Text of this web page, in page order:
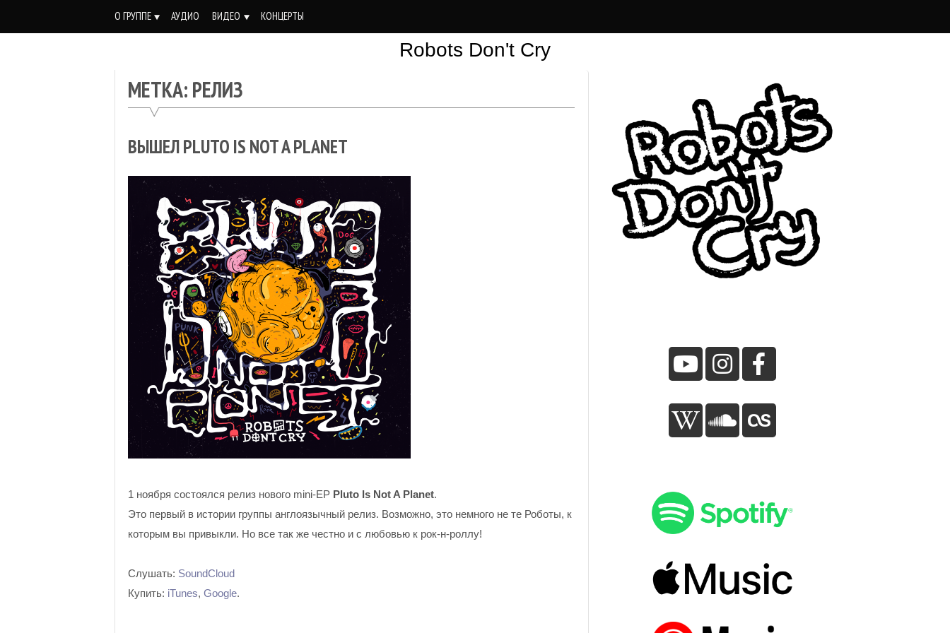
О ГРУППЕ АУДИО ВИДЕО КОНЦЕРТЫ
Robots Don't Cry
Cry
МЕТКА: РЕЛИЗ
ВЫШЕЛ PLUTO IS NOT A PLANET
1 ноября состоялся релиз нового mini-EP Pluto Is Not A Planet.
Это первый в истории группы англоязычный релиз. Возможно, это немного не те Роботы, к
которым вы привыкли. Но все так же честно и с любовью к рок-н-роллу!
Слушать: SoundCloud
Купить: iTunes,Google.